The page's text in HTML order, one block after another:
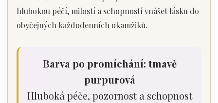
hlubokou péčí, milostí a schopností vnášet lásku do
obyčejných každodenních okamžiků.
Barva po promíchání: tmavě
purpurová
Hluboká péče, pozornost a schopnost